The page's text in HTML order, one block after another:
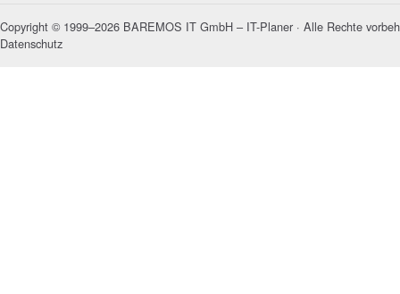
Copyright © 1999–2026 BAREMOS IT GmbH – IT-Planer · Alle Rechte
Datenschutz